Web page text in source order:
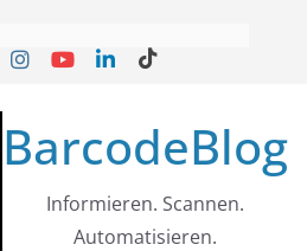
BarcodeBlog
Informieren. Scannen.
Automatisieren.